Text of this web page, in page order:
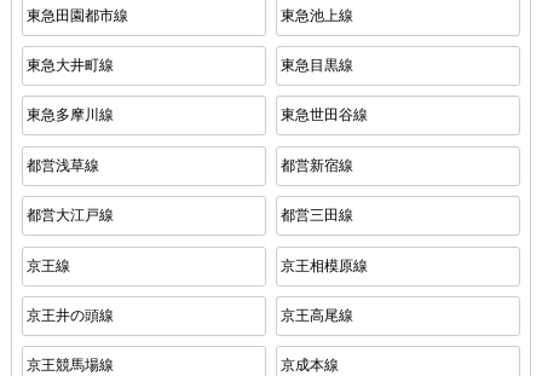
東急田園都市線 東急池上線
東急大井町線 東急目黒線
東急多摩川線 東急世田谷線
都営浅草線 都営新宿線
都営大江戸線 都営三田線
京王線 京王相模原線
京王井の頭線 京王高尾線
京王競馬場線 京成本線